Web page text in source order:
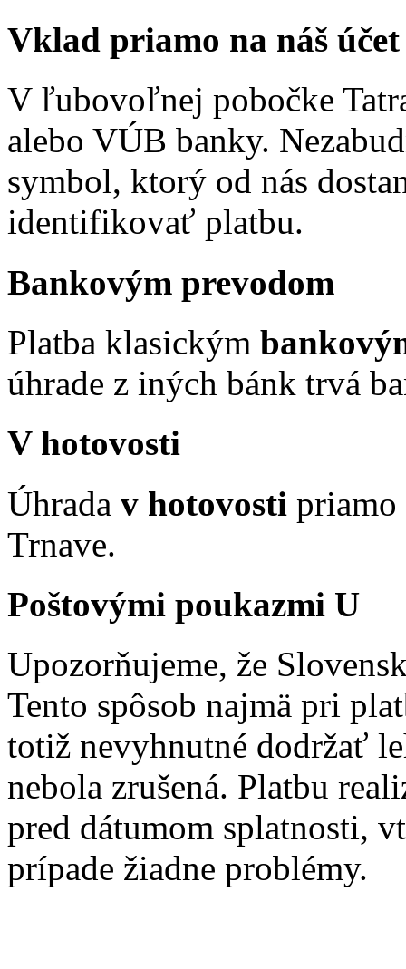
Vklad priamo na náš účet
V ľubovoľnej pobočke
alebo VÚB banky.
symbol, ktorý od nás
identifikovať platbu.
Bankovým prevodom
Platba klasickým
úhrade z iných bánk trvá
V hotovosti
Úhrada v hotovosti priamo
Trnave.
Poštovými poukazmi U
Upozorňujeme, že
Tento spôsob najmä pri
totiž nevyhnutné dodržať
nebola zrušená. Platbu
pred dátumom splatnosti,
prípade žiadne problémy.